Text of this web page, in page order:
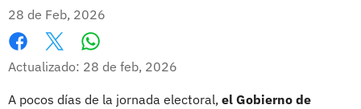
28 de Feb, 2026
Facebook
X
Actualizado: 28 de feb, 2026
A pocos días de la jornada electoral, el Gobierno de